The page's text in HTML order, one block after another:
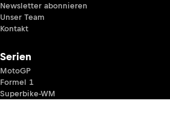
Newsletter abonnieren
Unser Team
Kontakt
Serien
MotoGP
Formel 1
Superbike-WM